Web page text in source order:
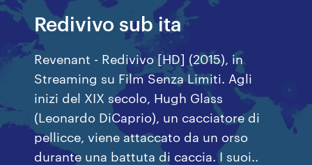
Redivivo sub ita
Revenant - Redivivo [HD] (2015), in
Streaming su Film Senza Limiti. Agli
inizi del XIX secolo, Hugh Glass
(Leonardo DiCaprio), un cacciatore di
pellicce, viene attaccato da un orso
durante una battuta di caccia. I suoi..